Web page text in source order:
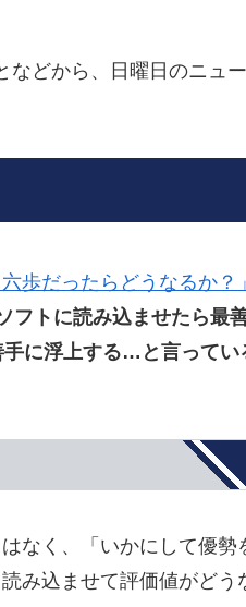
どから、日曜日のニュー
歩だったらどうなるか？」
フトに読み込ませたら最
に浮上する…と言ってい
なく、「いかにして優勢
み込ませて評価値がどう